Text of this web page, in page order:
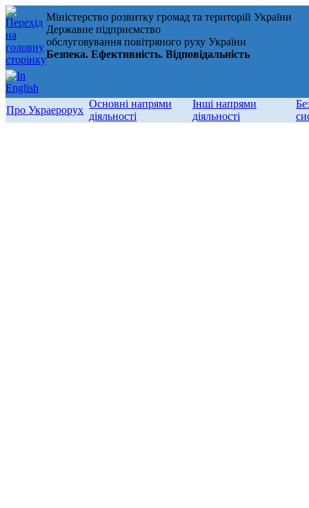
Міністерство розвитку громад та територій України
Державне підприємство
обслуговування повітряного руху України
Безпека. Ефективність. Відповідальність
Про Украерорух
Основні напрями
діяльності
Інші напрями
діяльності